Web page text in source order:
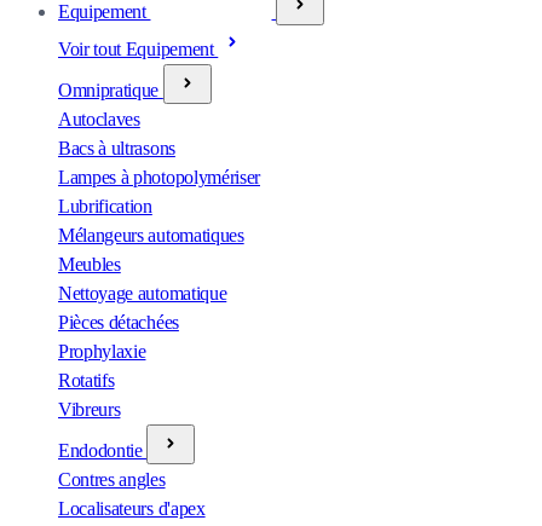
Equipement
Voir tout Equipement
Omnipratique
Autoclaves
Bacs à ultrasons
Lampes à photopolymériser
Lubrification
Mélangeurs automatiques
Meubles
Nettoyage automatique
Pièces détachées
Prophylaxie
Rotatifs
Vibreurs
Endodontie
Contres angles
Localisateurs d'apex